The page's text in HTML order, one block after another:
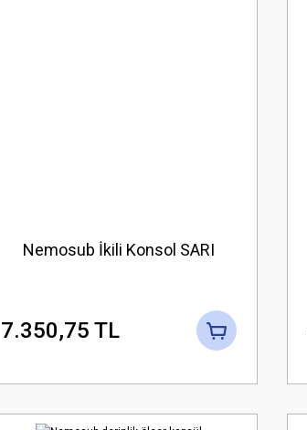
Nemosub İkili Konsol SARI
7.350,75 TL